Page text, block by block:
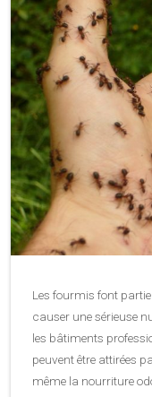
Les fourmis font
causer une sérieuse
les bâtiments
peuvent être attirées
même la nourriture